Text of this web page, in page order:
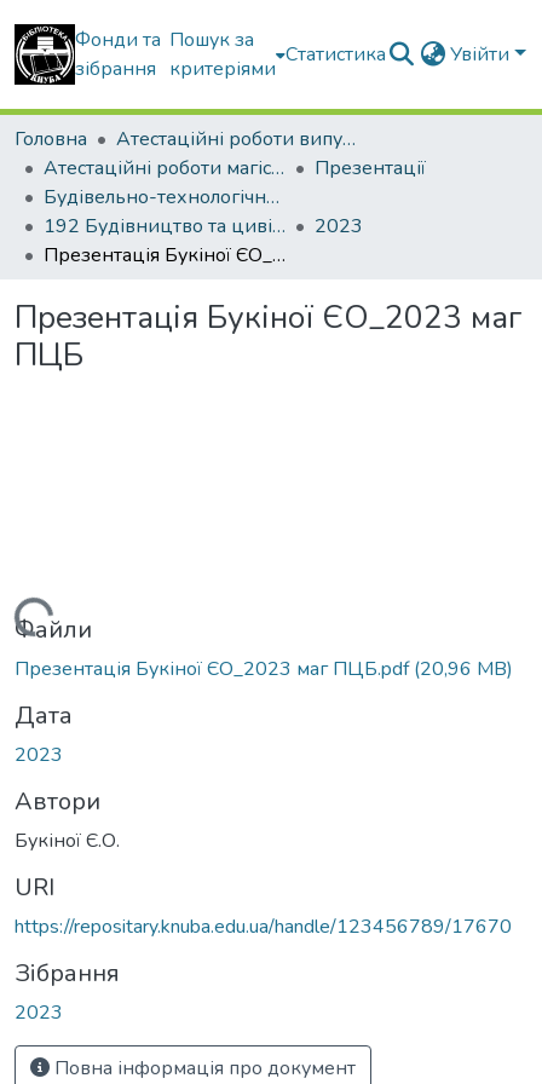
Фонди та
зібрання
Пошук за
критеріями
Статистика Увійти
Головна
Атестаційні роботи випускників
Атестаційні роботи магістрів
Презентації
Будівельно-технологічний факультет
192 Будівництво та цивільна інженерія. Технології будівельних конструкцій, виробів і матеріалів
2023
Презентація Букіної ЄО_2023 маг ПЦБ
Презентація Букіної ЄО_2023 маг
ПЦБ
Вантажиться...
Файли
Презентація Букіної ЄО_2023 маг ПЦБ.pdf(20,96 MB)
Дата
2023
Автори
Букіної Є.О.
URI
https://repositary.knuba.edu.ua/handle/123456789/17670
Зібрання
2023
Повна інформація про документ